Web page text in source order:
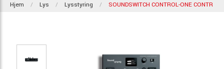
Hjem Lys Lysstyring SOUNDSWITCH CONTROL-ONE CONTR